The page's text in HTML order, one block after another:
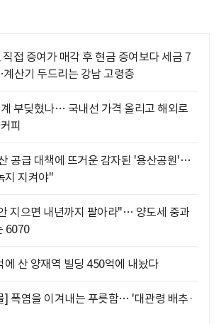
직접 증여가 매각 후 현금 증여보다 세금 7
산기 두드리는 강남 고령층
부딪혔나… 국내선 가격 올리고 해외로
피
공급 대책에 뜨거운 감자된 '용산공원'…
지 지켜야"
지으면 내년까지 팔아라"… 양도세 중과
6070
에 산 양재역 빌딩 450억에 내놨다
] 폭염을 이겨내는 푸릇함… '대관령 배추·